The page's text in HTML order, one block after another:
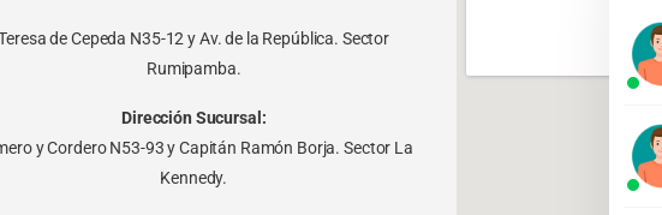
de Cepeda N35-12 y Av. de la República. Sector
Rumipamba.
Dirección Sucursal:
y Cordero N53-93 y Capitán Ramón Borja. Sector La
Kennedy.